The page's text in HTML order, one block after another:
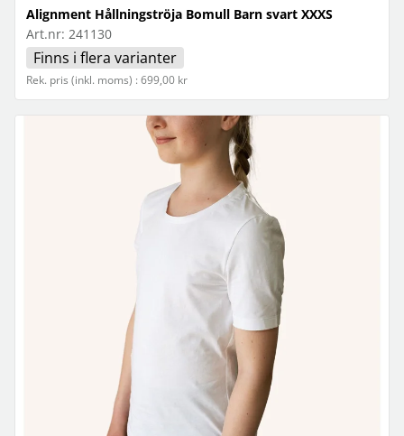
Alignment Hållningströja Bomull Barn svart XXXS
Art.nr: 241130
Finns i flera varianter
Rek. pris (inkl. moms) : 699,00 kr